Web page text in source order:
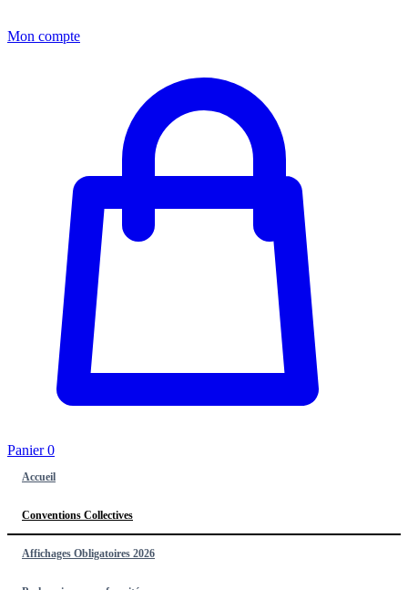
Mon compte
Panier0
Accueil
Conventions Collectives
Affichages Obligatoires 2026